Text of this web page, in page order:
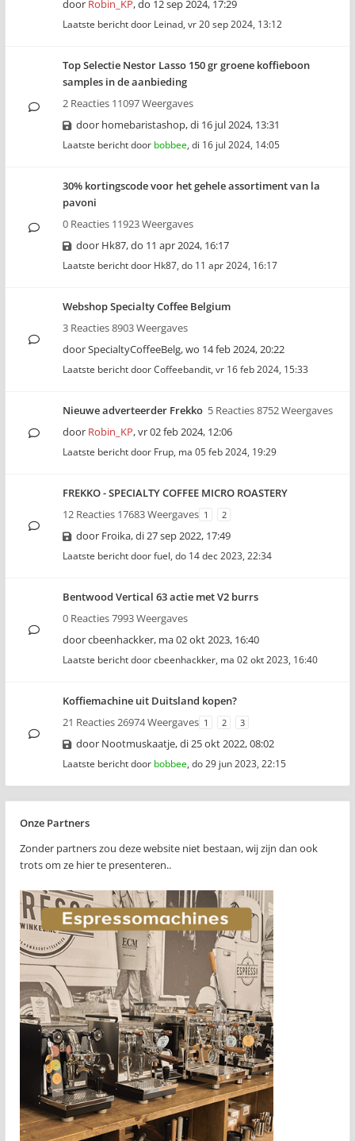
door Robin_KP,do 12 sep 2024, 17:29
Laatste bericht door Leinad, vr 20 sep 2024, 13:12
Top Selectie Nestor Lasso 150 gr groene koffieboon
samples in de aanbieding
2 Reacties 11097 Weergaves
door homebaristashop,di 16 jul 2024, 13:31
Laatste bericht door bobbee, di 16 jul 2024, 14:05
30% kortingscode voor het gehele assortiment van la
pavoni
0 Reacties 11923 Weergaves
door Hk87,do 11 apr 2024, 16:17
Laatste bericht door Hk87, do 11 apr 2024, 16:17
Webshop Specialty Coffee Belgium
3 Reacties 8903 Weergaves
doorSpecialtyCoffeeBelg,wo 14 feb 2024, 20:22
Laatste bericht doorCoffeebandit, vr 16 feb 2024, 15:33
Nieuwe adverteerder Frekko 5 Reacties 8752 Weergaves
door Robin_KP,vr 02 feb 2024, 12:06
Laatste bericht door Frup, ma 05 feb 2024, 19:29
FREKKO - SPECIALTY COFFEE MICRO ROASTERY
12 Reacties 17683 Weergaves 1 2
door Froika,di 27 sep 2022, 17:49
Laatste bericht doorfuel, do 14 dec 2023, 22:34
Bentwood Vertical 63 actie met V2 burrs
0 Reacties 7993 Weergaves
doorcbeenhackker, ma 02 okt 2023, 16:40
Laatste bericht doorcbeenhackker, ma 02 okt 2023, 16:40
Koffiemachine uit Duitsland kopen?
21 Reacties 26974 Weergaves 1 2 3
door Nootmuskaatje,di 25 okt 2022, 08:02
Laatste bericht door bobbee, do 29 jun 2023, 22:15
Onze Partners
Zonder partners zou deze website niet bestaan, wij zijn dan ook
trots om ze hier te presenteren..